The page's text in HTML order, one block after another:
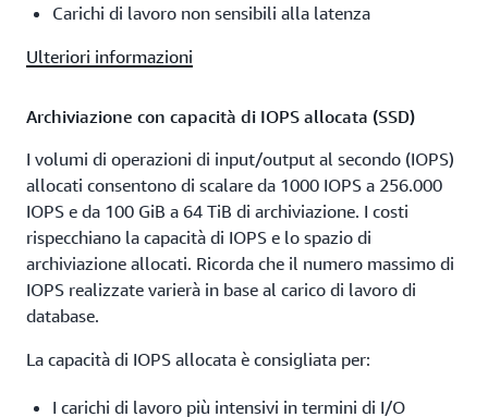
Carichi di lavoro non sensibili alla latenza
Ulteriori informazioni
Archiviazione con capacità di IOPS allocata (SSD)
I volumi di operazioni di input/output al secondo (IOPS)
allocati consentono di scalare da 1000 IOPS a 256.000
IOPS e da 100 GiB a 64 TiB di archiviazione. I costi
rispecchiano la capacità di IOPS e lo spazio di
archiviazione allocati. Ricorda che il numero massimo di
IOPS realizzate varierà in base al carico di lavoro di
database.
La capacità di IOPS allocata è consigliata per:
I carichi di lavoro più intensivi in termini di I/O